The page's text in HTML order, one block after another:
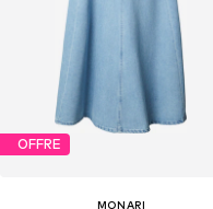
OFFRE
MONARI